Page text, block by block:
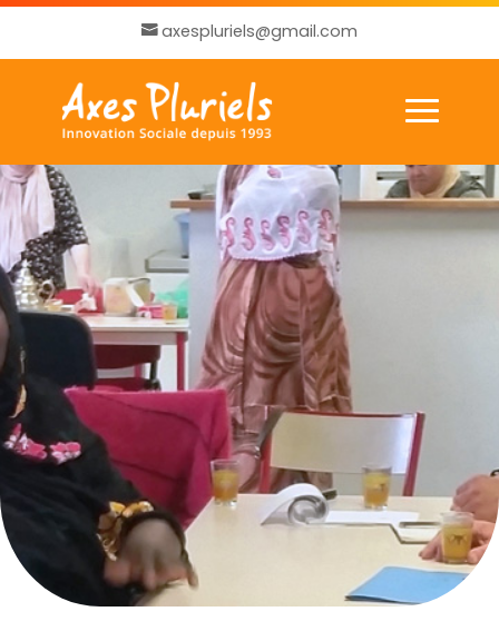
axespluriels@gmail.com